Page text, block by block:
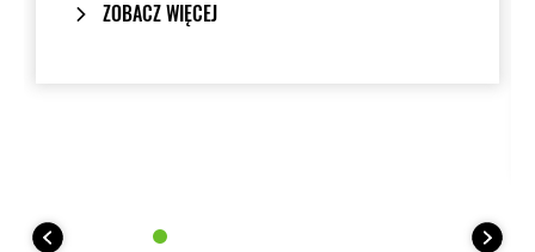
ZOBACZ WIĘCEJ